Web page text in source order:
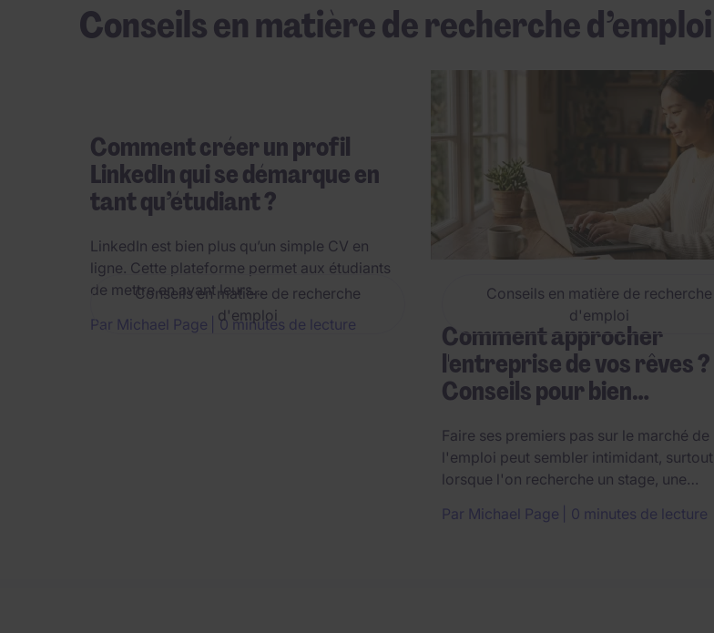
Conseils en matière de recherche d’emploi
Conseils en matière de recherche
d'emploi
Comment créer un profil
LinkedIn qui se démarque en
tant qu’étudiant ?
LinkedIn est bien plus qu’un simple CV en
ligne. Cette plateforme permet aux étudiants
de mettre en avant leurs…
Par Michael Page
0 minutes de lecture
Conseils en matière de recherche
d'emploi
Comment approcher
l'entreprise de vos rêves ?
Conseils pour bien…
Faire ses premiers pas sur le marché de
l'emploi peut sembler intimidant, surtout
lorsque l'on recherche un stage, une…
Par Michael Page
0 minutes de lecture